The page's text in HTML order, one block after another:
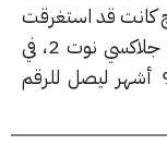
قد استغرقت
4 أشهر لبيع 10 مليون وحدة من هاتف جلاكسي نوت 2، في
الأصلي استغرق 9 أشهر ليصل للرقم